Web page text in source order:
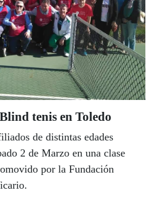
tenis en Toledo
de distintas edades
2 de Marzo en una clase
por la Fundación